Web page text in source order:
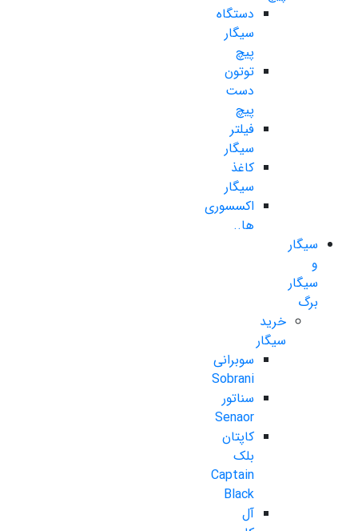
دستگاه
سیگار
پیچ
توتون
دست
پیچ
فیلتر
سیگار
کاغذ
سیگار
اکسسوری
ها..
سیگار
و
سیگار
برگ
خرید
سیگار
سوبرانی
Sobrani
سناتور
Senaor
کاپتان
بلک
Captain
Black
آل